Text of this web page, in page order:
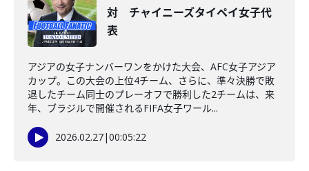
対 チャイニーズタイペイ女子代
表
アジアの女子ナンバーワンをかけた大会、AFC女子アジア
カップ。この大会の上位4チーム、さらに、準々決勝で敗
退したチーム同士のプレーオフで勝利した2チームは、来
年、ブラジルで開催されるFIFA女子ワール...
2026.02.27|00:05:22